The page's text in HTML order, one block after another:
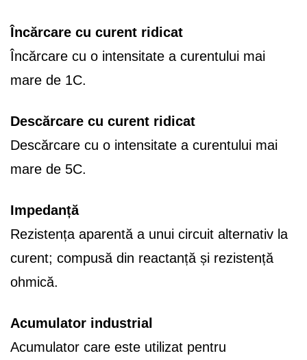
Încărcare cu curent ridicat
Încărcare cu o intensitate a curentului mai
mare de 1C.
Descărcare cu curent ridicat
Descărcare cu o intensitate a curentului mai
mare de 5C.
Impedanță
Rezistența aparentă a unui circuit alternativ la
curent; compusă din reactanță și rezistență
ohmică.
Acumulator industrial
Acumulator care este utilizat pentru